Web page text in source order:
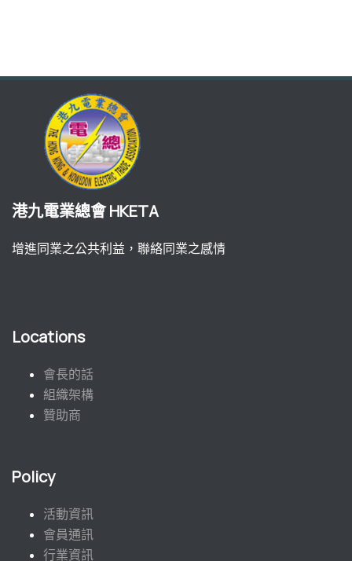
港九電業總會 HKETA
增進同業之公共利益，聯絡同業之感情
Locations
會長的話
組織架構
贊助商
Policy
活動資訊
會員通訊
行業資訊